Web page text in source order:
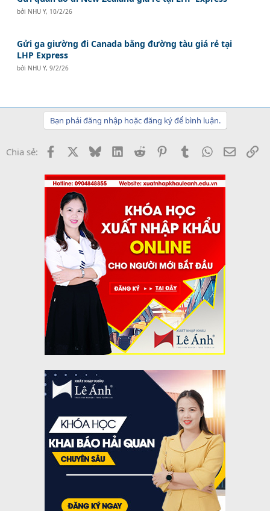
bởi NHU Y, 10/2/26
Gửi ga giường đi Canada bằng đường tàu giá rẻ tại
LHP Express
bởi NHU Y,9/2/26
Bạn phải đăng nhập hoặc đăng ký để bình luận.
Chia sẻ: Facebook BlueskyLinkedInReddit PinterestTumblrWhatsApp
Email